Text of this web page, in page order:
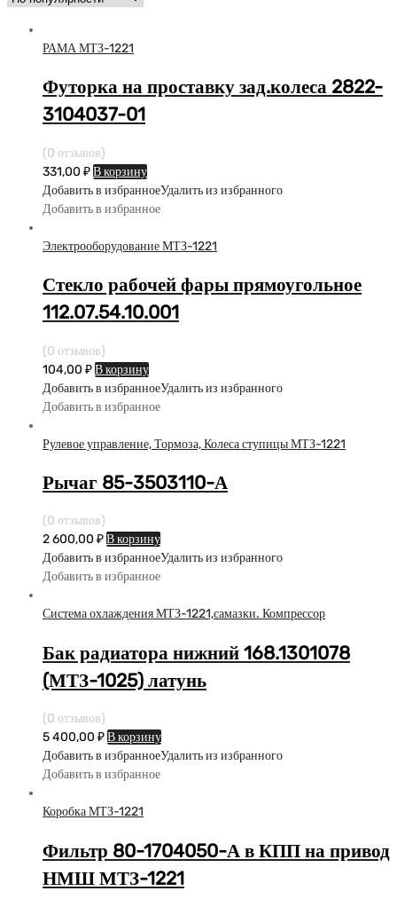
РАМА МТЗ-1221
Футорка на проставку зад.колеса 2822-
3104037-01
(0 отзывов)
331,00 ₽В корзину
Добавить в избранноеУдалить из избранного
Добавить в избранное
Электрооборудование МТЗ-1221
Стекло рабочей фары прямоугольное
112.07.54.10.001
(0 отзывов)
104,00 ₽В корзину
Добавить в избранноеУдалить из избранного
Добавить в избранное
Рулевое управление, Тормоза, Колеса ступицы МТЗ-1221
Рычаг 85-3503110-А
(0 отзывов)
2 600,00 ₽В корзину
Добавить в избранноеУдалить из избранного
Добавить в избранное
Система охлаждения МТЗ-1221,самазки. Компрессор
Бак радиатора нижний 168.1301078
(МТЗ-1025) латунь
(0 отзывов)
5 400,00 ₽В корзину
Добавить в избранноеУдалить из избранного
Добавить в избранное
Коробка МТЗ-1221
Фильтр 80-1704050-А в КПП на привод
НМШ МТЗ-1221